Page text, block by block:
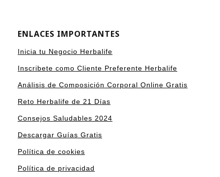
ENLACES IMPORTANTES
Inicia tu Negocio Herbalife
Inscribete como Cliente Preferente Herbalife
Análisis de Composición Corporal Online Gratis
Reto Herbalife de 21 Días
Consejos Saludables 2024
Descargar Guías Gratis
Política de cookies
Política de privacidad